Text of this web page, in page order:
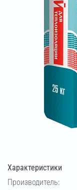
Характеристики
Производитель: